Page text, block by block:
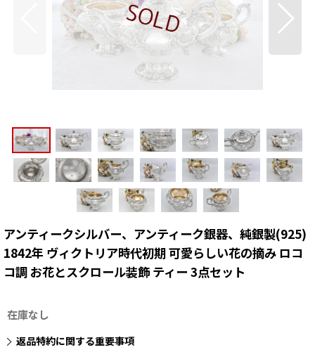
アンティークシルバー、アンティーク銀器、純銀製(925)
1842年 ヴィクトリア時代初期 可愛らしい花の摘み ロコ
コ調 お花とスクロール装飾 ティー 3点セット
在庫なし
返品特約に関する重要事項